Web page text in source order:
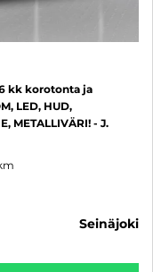
kk korotonta ja
LED, HUD,
METALLIVÄRI! - J.
seinäjoki